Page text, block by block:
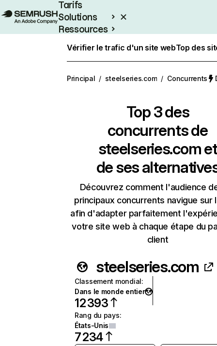
Tarifs
Solutions
Ressources
Vérifier le trafic d'un site webTop des
Principal / steelseries.com / Concurrents
Top 3 des
concurrents de
steelseries.com et
de ses
Découvrez comment l'audience
principaux concurrents navigue sur
afin d'adapter parfaitement
votre site web à chaque étape du
client
steelseries.com
Classement mondial:
Dans le monde entier
12 393
Rang du pays:
États-Unis
7 234